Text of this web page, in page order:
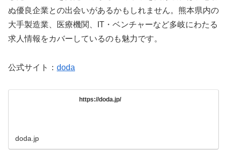
ぬ優良企業との出会いがあるかもしれません。熊本県内の
大手製造業、医療機関、IT・ベンチャーなど多岐にわたる
求人情報をカバーしているのも魅力です。
公式サイト： doda
https://doda.jp/
doda.jp